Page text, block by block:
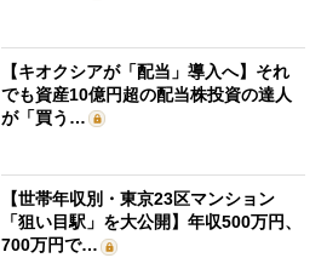
【キオクシアが「配当」導入へ】それ
でも資産10億円超の配当株投資の達人
が「買う…
【世帯年収別・東京23区マンション
「狙い目駅」を大公開】年収500万円、
700万円で…